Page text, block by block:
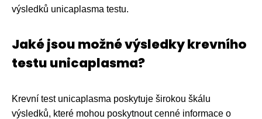
výsledků unicaplasma testu.
Jaké jsou možné výsledky krevního
testu unicaplasma?
Krevní test unicaplasma poskytuje širokou škálu
výsledků, které mohou poskytnout cenné informace o